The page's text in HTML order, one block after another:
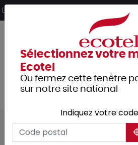
Livraison offerte dès 249€ HT
Tous les produits
Arts de la
Verrerie
Alcool fort /
Sélectionnez votre
Ecotel
Ou fermez cette fenêtre
sur notre site national
Indiquez votre
Panneau de gestion des cookies